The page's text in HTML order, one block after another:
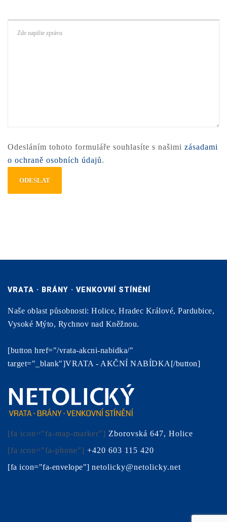
Odesláním tohoto formuláře souhlasíte s našimi zásadami
o ochraně osobních údajů.
VRATA · BRÁNY · VENKOVNÍ STÍNĚNÍ
Naše oblast působnosti: Holice, Hradec Králové, Pardubice,
Vysoké Mýto, Rychnov nad Kněžnou.
[button href="/vrata-akcni-nabidka/"
target="_blank"]VRATA - AKČNÍ NABÍDKA[/button]
[fa icon="fa-map-marker"] Zborovská 647, Holice
[fa icon="fa-phone"] +420 603 115 420
[fa icon="fa-envelope"] netolicky@netolicky.net